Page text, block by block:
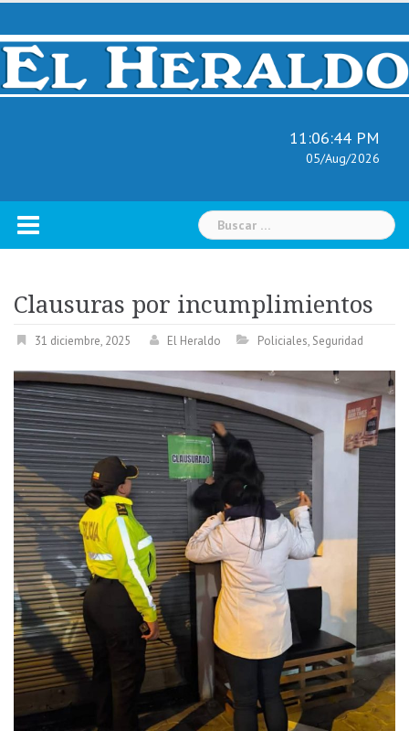
Skip
content
11:06:45 PM
05/Aug/2026
Buscar:
Clausuras por incumplimientos
31 diciembre, 2025 El Heraldo Policiales, Seguridad